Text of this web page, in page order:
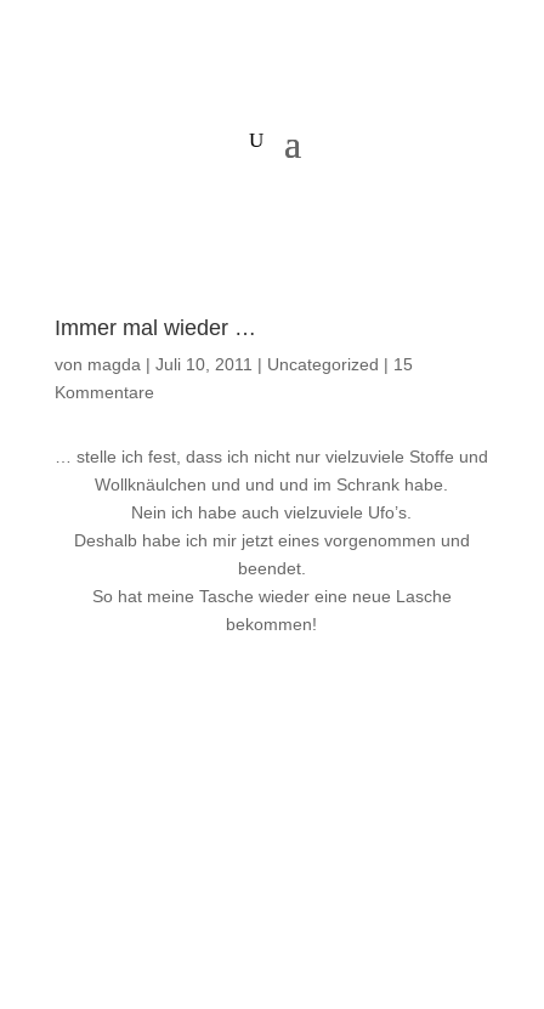
Immer mal wieder …
von magda | Juli 10, 2011 | Uncategorized | 15
Kommentare
… stelle ich fest, dass ich nicht nur vielzuviele Stoffe und
Wollknäulchen und und und im Schrank habe.
Nein ich habe auch vielzuviele Ufo’s.
Deshalb habe ich mir jetzt eines vorgenommen und
beendet.
So hat meine Tasche wieder eine neue Lasche
bekommen!